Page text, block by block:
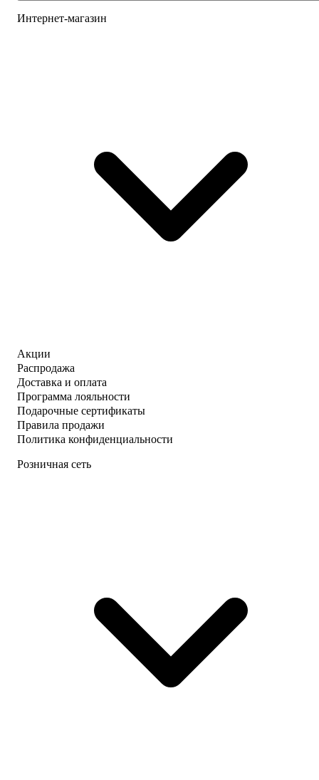
Интернет-магазин
Акции
Распродажа
Доставка и оплата
Программа лояльности
Подарочные сертификаты
Правила продажи
Политика конфиденциальности
Розничная сеть